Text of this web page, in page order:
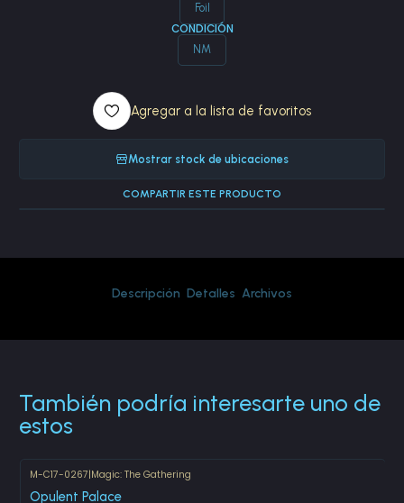
Foil
CONDICIÓN
NM
Agregar a la lista de favoritos
Mostrar stock de ubicaciones
COMPARTIR ESTE PRODUCTO
Descripción Detalles Archivos
También podría interesarte uno de
estos
M-C17-0267|Magic: The Gathering
Opulent Palace